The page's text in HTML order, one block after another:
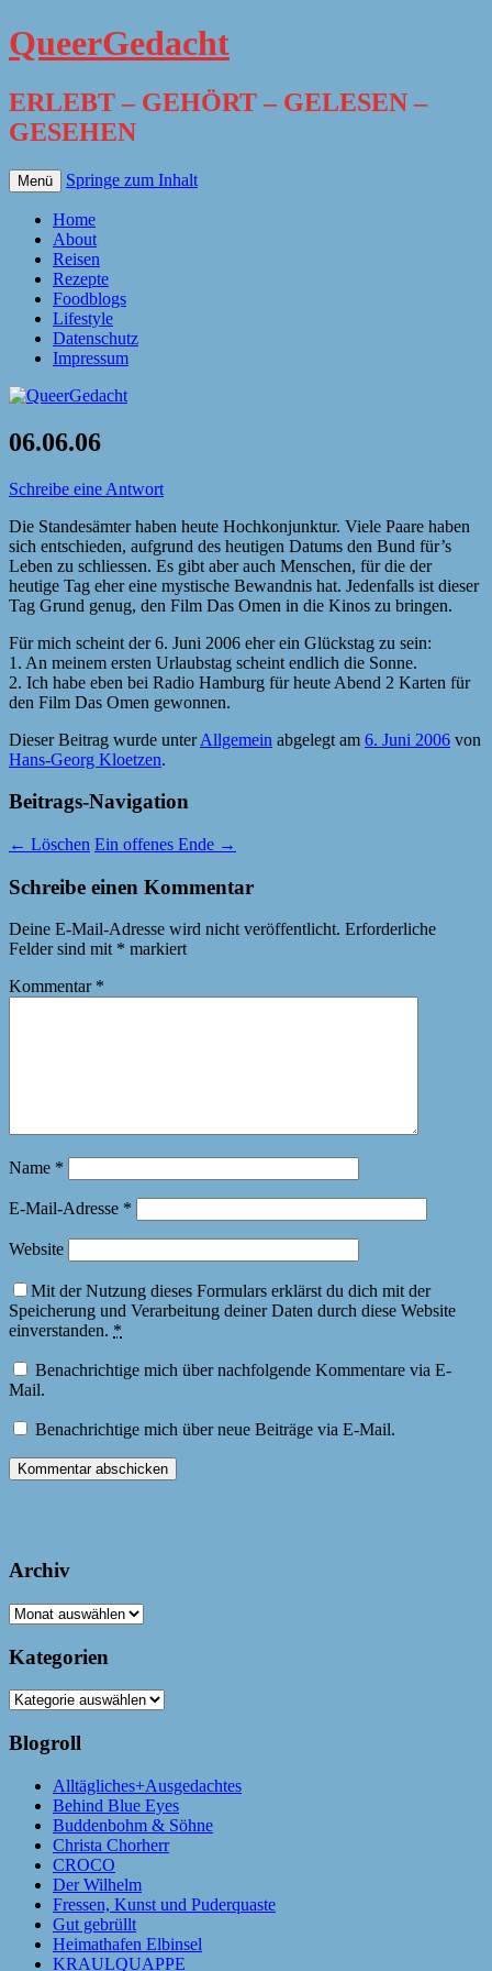
QueerGedacht
ERLEBT – GEHÖRT – GELESEN –
GESEHEN
Menü Springe zum Inhalt
Home
About
Reisen
Rezepte
Foodblogs
Lifestyle
Datenschutz
Impressum
06.06.06
Schreibe eine Antwort
Die Standesämter haben heute Hochkonjunktur. Viele Paare haben
sich entschieden, aufgrund des heutigen Datums den Bund für’s
Leben zu schliessen. Es gibt aber auch Menschen, für die der
heutige Tag eher eine mystische Bewandnis hat. Jedenfalls ist dieser
Tag Grund genug, den Film Das Omen in die Kinos zu bringen.
Für mich scheint der 6. Juni 2006 eher ein Glückstag zu sein:
1. An meinem ersten Urlaubstag scheint endlich die Sonne.
2. Ich habe eben bei Radio Hamburg für heute Abend 2 Karten für
den Film Das Omen gewonnen.
Dieser Beitrag wurde unterAllgemein abgelegt am 6. Juni 2006 von
Hans-Georg Kloetzen.
Beitrags-Navigation
← Löschen Ein offenes Ende →
Schreibe einen Kommentar
Deine E-Mail-Adresse wird nicht veröffentlicht. Erforderliche
Felder sind mit * markiert
Kommentar *
Name *
E-Mail-Adresse *
Website
Mit der Nutzung dieses Formulars erklärst du dich mit der
Speicherung und Verarbeitung deiner Daten durch diese Website
einverstanden. *
Benachrichtige mich über nachfolgende Kommentare via E-
Mail.
Benachrichtige mich über neue Beiträge via E-Mail.
Archiv
Archiv
Kategorien
Kategorien
Blogroll
Alltägliches+Ausgedachtes
Behind Blue Eyes
Buddenbohm & Söhne
Christa Chorherr
CROCO
Der Wilhelm
Fressen, Kunst und Puderquaste
Gut gebrüllt
Heimathafen Elbinsel
KRAULQUAPPE